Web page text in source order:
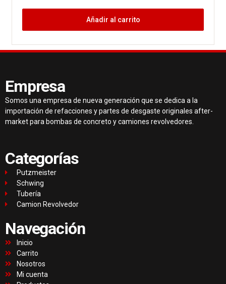
Añadir al carrito
Empresa
Somos una empresa de nueva generación que se dedica a la
importación de refacciones y partes de desgaste originales after-
market para bombas de concreto y camiones revolvedores.
Categorías
Putzmeister
Schwing
Tubería
Camion Revolvedor
Navegación
Inicio
Carrito
Nosotros
Mi cuenta